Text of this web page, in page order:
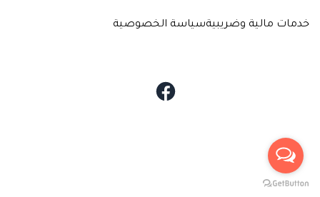
خدمات مالية وضريبيةسياسة الخصوصية